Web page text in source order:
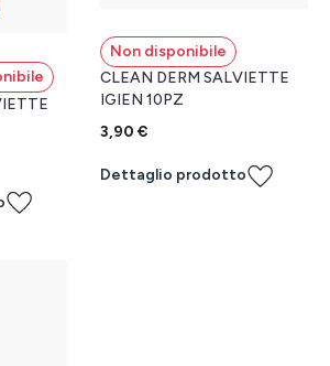
Non disponibile
CLEAN DERM SALVIETTE
IGIEN 10PZ
3,90 €
Dettaglio prodotto